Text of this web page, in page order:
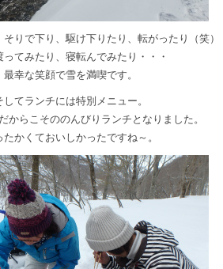
りで下り、駆け下りたり、転がったり（笑）
ってみたり、寝転んでみたり・・・
最幸な笑顔で雪を満喫です。
してランチには特別メニュー。
からこそののんびりランチとなりました。
たかくておいしかったですね～。